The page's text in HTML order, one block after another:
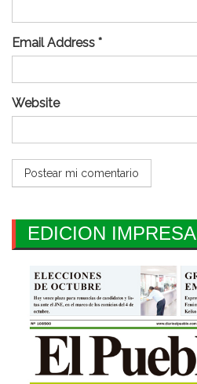
Email Address *
Website
EDICION IMPRESA